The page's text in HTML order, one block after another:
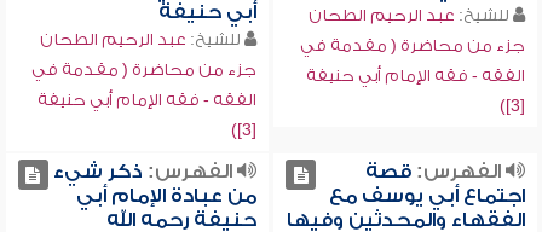
للشيخ: عبد الرحيم الطحان
جزء من محاضرة ( مقدمة في
الفقه - فقه الإمام أبي حنيفة
[3])
أبي حنيفة
للشيخ: عبد الرحيم الطحان
جزء من محاضرة ( مقدمة في
الفقه - فقه الإمام أبي حنيفة
[3])
الفهرس:قصة
اجتماع أبي يوسف مع
الفقهاء والمحدثين وفيها
الفهرس: ذكر شيء
من عبادة الإمام أبي
حنيفة رحمه الله